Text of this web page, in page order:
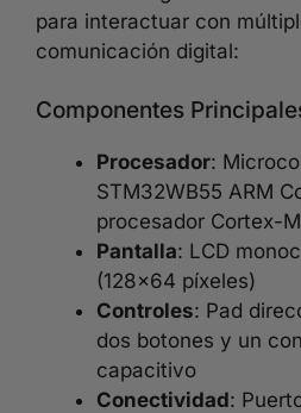
para interactuar con
comunicación digital:
Componentes
Procesador:
STM32WB55 ARM
procesador Cortex-
Pantalla: LCD
(128×64 píxeles)
Controles: Pad
dos botones y un
capacitivo
Conectividad: